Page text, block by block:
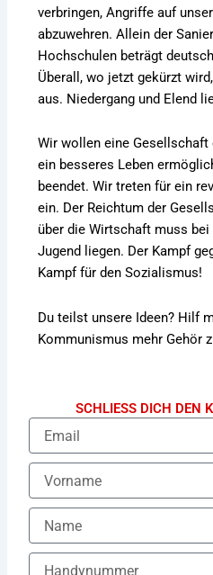
verbringen, Angriffe auf
abzuwehren. Allein der
Hochschulen beträgt
Überall, wo jetzt gekürzt
aus. Niedergang und Elend
Wir wollen eine
ein besseres Leben
beendet. Wir treten für ein
ein. Der Reichtum der
über die Wirtschaft muss
Jugend liegen. Der Kampf
Kampf für den Sozialismus!
Du teilst unsere Ideen? Hilf
Kommunismus mehr Gehör
SCHLIESS DICH DEN